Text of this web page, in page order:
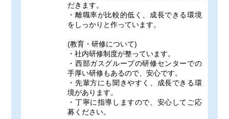
だきます。
・離職率が比較的低く、成長できる環境
をしっかりと作っています。
(教育・研修について)
・社内研修制度が整っています。
・西部ガスグループの研修センターでの
手厚い研修もあるので、安心です。
・先輩方にも聞きやすく、成長できる環
境があります。
・丁寧に指導しますので、安心してご応
募ください。